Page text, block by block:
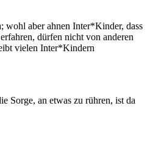
wohl aber ahnen Inter*Kinder, dass
dürfen nicht von anderen
vielen Inter*Kindern
Sorge, an etwas zu rühren, ist da